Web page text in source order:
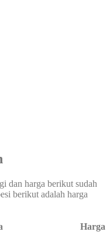
dan harga berikut sudah
berikut adalah harga
Harga